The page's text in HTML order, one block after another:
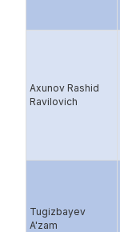
Axunov Rashid
Ravilovich
Tugizbayev
A'zam